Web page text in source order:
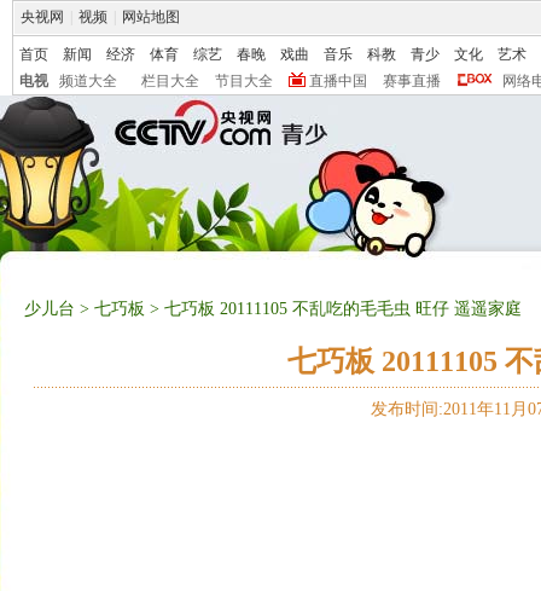
央视网 视频 网站地图
首页 新闻 经济 体育 综艺 春晚 戏曲 音乐 科教 青少 文化
艺术
电视
频道大全 栏目大全 节目大全 直播中国 赛事直播 网络
少儿台 > 七巧板 > 七巧板 20111105 不乱吃的毛毛虫 旺仔 遥遥家庭
七巧板 20111105
发布时间:2011年11月